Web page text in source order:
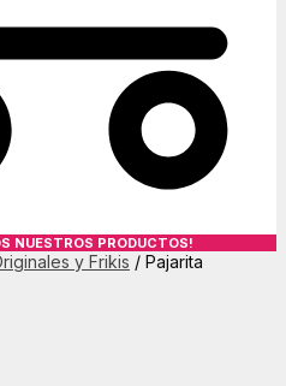
NUESTROS PRODUCTOS!
y Frikis / Pajarita